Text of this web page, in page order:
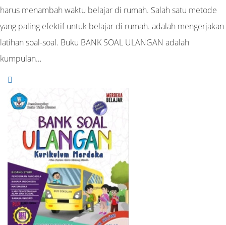
harus menambah waktu belajar di rumah. Salah satu metode
yang paling efektif untuk belajar di rumah. adalah mengerjakan
latihan soal-soal. Buku BANK SOAL ULANGAN adalah
kumpulan…